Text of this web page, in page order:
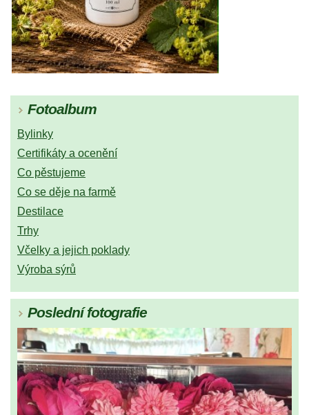
Fotoalbum
Bylinky
Certifikáty a ocenění
Co pěstujeme
Co se děje na farmě
Destilace
Trhy
Včelky a jejich poklady
Výroba sýrů
Poslední fotografie